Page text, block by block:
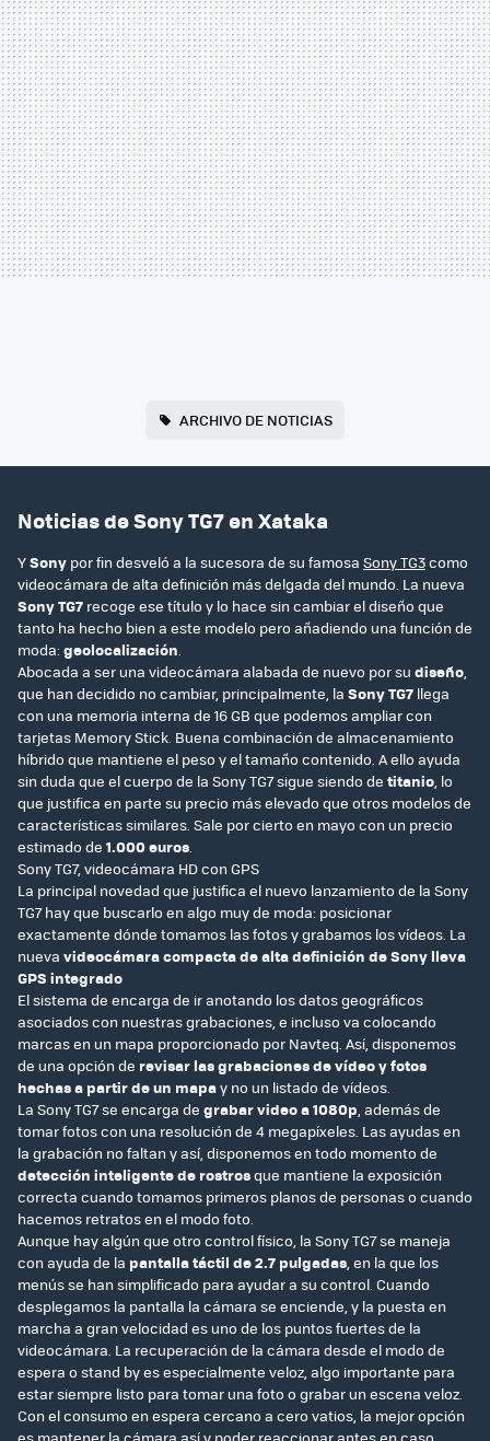
ARCHIVO DE NOTICIAS
Noticias de Sony TG7 en Xataka
YSony por fin desveló a la sucesora de su famosa Sony TG3como
videocámara de alta definición más delgada del mundo. La nueva
Sony TG7 recoge ese título y lo hace sin cambiar el diseño que
tanto ha hecho bien a este modelo pero añadiendo una función de
moda: geolocalización.
Abocada a ser una videocámara alabada de nuevo por su diseño,
que han decidido no cambiar, principalmente, la Sony TG7 llega
con una memoria interna de 16 GB que podemos ampliar con
tarjetas Memory Stick. Buena combinación de almacenamiento
híbrido que mantiene el peso y el tamaño contenido. A ello ayuda
sin duda que el cuerpo de la Sony TG7 sigue siendo de titanio, lo
que justifica en parte su precio más elevado que otros modelos de
características similares. Sale por cierto en mayo con un precio
estimado de 1.000 euros.
Sony TG7, videocámara HD con GPS
La principal novedad que justifica el nuevo lanzamiento de la Sony
TG7 hay que buscarlo en algo muy de moda: posicionar
exactamente dónde tomamos las fotos y grabamos los vídeos. La
nueva videocámara compacta de alta definición de Sony lleva
GPS integrado
El sistema de encarga de ir anotando los datos geográficos
asociados con nuestras grabaciones, e incluso va colocando
marcas en un mapa proporcionado por Navteq. Así, disponemos
de una opción de revisar las grabaciones de vídeo y fotos
hechas a partir de un mapay no un listado de vídeos.
La Sony TG7 se encarga de grabar video a 1080p, además de
tomar fotos con una resolución de 4 megapíxeles. Las ayudas en
la grabación no faltan y así, disponemos en todo momento de
detección inteligente de rostrosque mantiene la exposición
correcta cuando tomamos primeros planos de personas o cuando
hacemos retratos en el modo foto.
Aunque hay algún que otro control físico, la Sony TG7 se maneja
con ayuda de la pantalla táctil de 2.7 pulgadas, en la que los
menús se han simplificado para ayudar a su control. Cuando
desplegamos la pantalla la cámara se enciende, y la puesta en
marcha a gran velocidad es uno de los puntos fuertes de la
videocámara. La recuperación de la cámara desde el modo de
espera o stand by es especialmente veloz, algo importante para
estar siempre listo para tomar una foto o grabar un escena veloz.
Con el consumo en espera cercano a cero vatios, la mejor opción